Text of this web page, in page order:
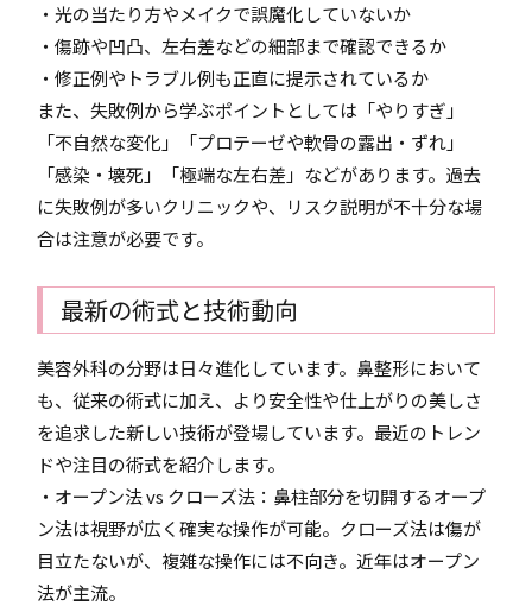
・光の当たり方やメイクで誤魔化していないか
・傷跡や凹凸、左右差などの細部まで確認できるか
・修正例やトラブル例も正直に提示されているか
また、失敗例から学ぶポイントとしては「やりすぎ」
「不自然な変化」「プロテーゼや軟骨の露出・ずれ」
「感染・壊死」「極端な左右差」などがあります。過去
に失敗例が多いクリニックや、リスク説明が不十分な場
合は注意が必要です。
最新の術式と技術動向
美容外科の分野は日々進化しています。鼻整形において
も、従来の術式に加え、より安全性や仕上がりの美しさ
を追求した新しい技術が登場しています。最近のトレン
ドや注目の術式を紹介します。
・オープン法 vs クローズ法：鼻柱部分を切開するオープ
ン法は視野が広く確実な操作が可能。クローズ法は傷が
目立たないが、複雑な操作には不向き。近年はオープン
法が主流。